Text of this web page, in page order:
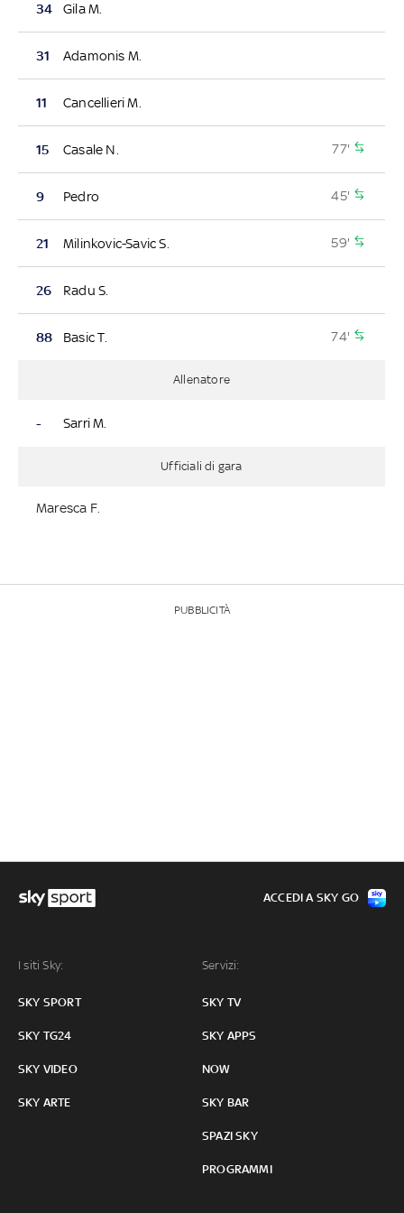
34 Gila M.
31 Adamonis M.
11 Cancellieri M.
15 Casale N. 77'
9 Pedro 45'
21 Milinkovic-Savic S. 59'
26 Radu S.
88 Basic T. 74'
Allenatore
- Sarri M.
Ufficiali di gara
Maresca F.
PUBBLICITÀ
I siti Sky:
SKY SPORT
SKY TG24
SKY VIDEO
SKY ARTE
Servizi:
SKY TV
SKY APPS
NOW
SKY BAR
SPAZI SKY
PROGRAMMI
ACCEDI A SKY GO